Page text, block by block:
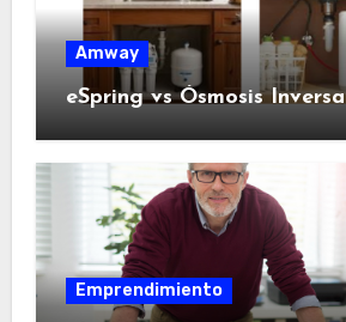
Amway
eSpring vs Ósmosis Inversa
Emprendimiento